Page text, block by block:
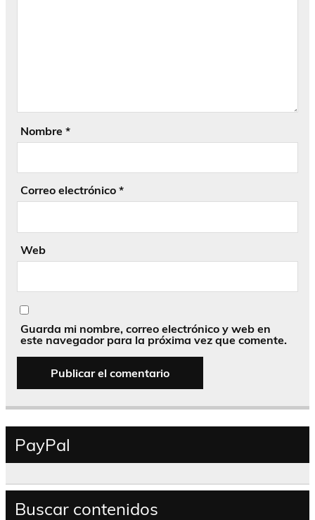
Nombre *
Correo electrónico *
Web
Guarda mi nombre, correo electrónico y web en
este navegador para la próxima vez que comente.
PayPal
Buscar contenidos